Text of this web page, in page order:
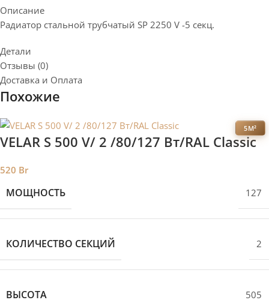
Описание
Радиатор стальной трубчатый SP 2250 V -5 секц.
Детали
Отзывы (0)
Доставка и Оплата
Похожие
5М²
VELAR S 500 V/ 2 /80/127 Вт/RAL Classic
520 Br
МОЩНОСТЬ 127
КОЛИЧЕСТВО СЕКЦИЙ 2
ВЫСОТА 505